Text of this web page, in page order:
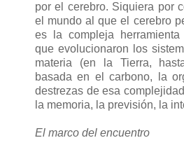
por el cerebro. Siquiera por
el mundo al que el cerebro
es la compleja
que evolucionaron los
materia (en la Tierra,
basada en el carbono, la
destrezas de esa
la memoria, la previsión, la
El marco del encuentro